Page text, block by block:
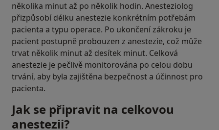
několika minut až po několik hodin. Anesteziolog
přizpůsobí délku anestezie konkrétním potřebám
pacienta a typu operace. Po ukončení zákroku je
pacient postupně probouzen z anestezie, což může
trvat několik minut až desítek minut. Celková
anestezie je pečlivě monitorována po celou dobu
trvání, aby byla zajištěna bezpečnost a účinnost pro
pacienta.
Jak se připravit na celkovou
anestezii?